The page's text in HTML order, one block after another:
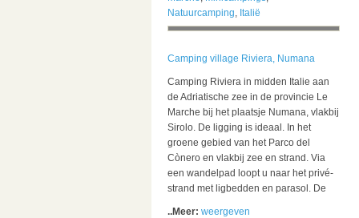
Natuurcamping, Italië
Camping village Riviera, Numana
Camping Riviera in midden Italie aan
de Adriatische zee in de provincie Le
Marche bij het plaatsje Numana, vlakbij
Sirolo. De ligging is ideaal. In het
groene gebied van het Parco del
Cònero en vlakbij zee en strand. Via
een wandelpad loopt u naar het privé-
strand met ligbedden en parasol. De
..Meer: weergeven